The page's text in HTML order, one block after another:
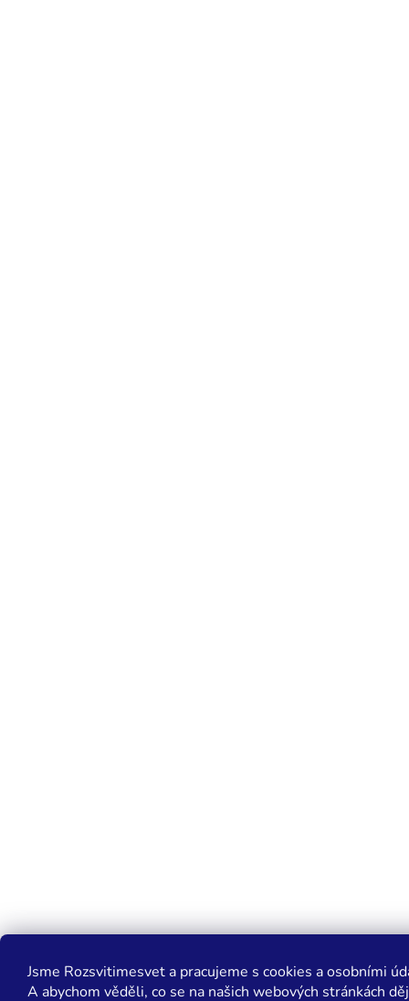
Jsme Rozsvitimesvet a pracujeme s cookies a osobními
A abychom věděli, co se na našich webových stránkách